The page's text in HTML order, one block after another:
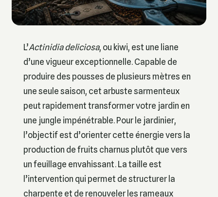
L’Actinidia deliciosa, ou kiwi, est une liane
d’une vigueur exceptionnelle. Capable de
produire des pousses de plusieurs mètres en
une seule saison, cet arbuste sarmenteux
peut rapidement transformer votre jardin en
une jungle impénétrable. Pour le jardinier,
l’objectif est d’orienter cette énergie vers la
production de fruits charnus plutôt que vers
un feuillage envahissant. La taille est
l’intervention qui permet de structurer la
charpente et de renouveler les rameaux